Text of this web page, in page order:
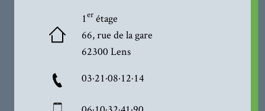
1erétage
66, rue de la gare
62300 Lens
03·21·08·12·14